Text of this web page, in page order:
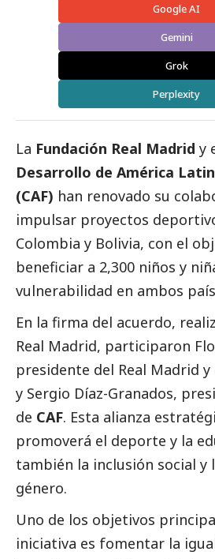
Google AI
Gemini
Grok
Perplexity
La Fundación Real Madrid y
Desarrollo de América
(CAF) han renovado su
impulsar proyectos
Colombia y Bolivia, con el
beneficiar a 2,300 niños y
vulnerabilidad en ambos
En la firma del acuerdo,
Real Madrid, participaron
presidente del Real Madrid y
y Sergio Díaz-Granados,
de CAF. Esta alianza
promoverá el deporte y la
también la inclusión social y
género.
Uno de los objetivos
iniciativa es fomentar la